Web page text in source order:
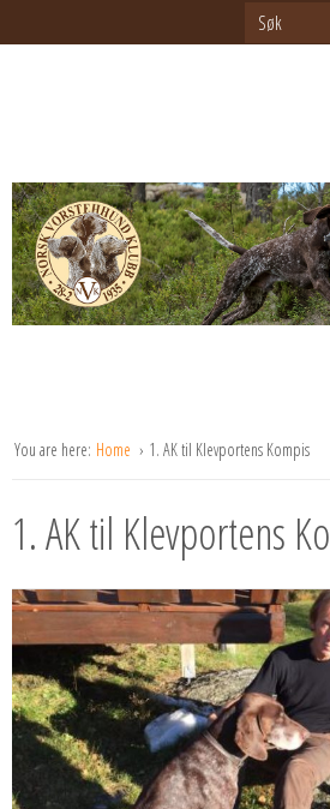
You are here: Home 1. AK til Klevportens Kompis
1. AK til Klevportens